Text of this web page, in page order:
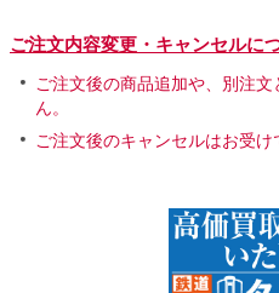
ご注文内容変更・キャンセルに
ご注文後の商品追加や、別注
ん。
ご注文後のキャンセルはお受け